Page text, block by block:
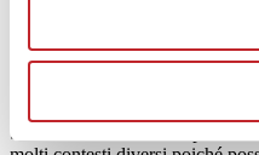
La pandemia ha stimolato
nell’interior design?
produttori italiani di
trasmissione di virus, le